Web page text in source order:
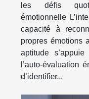
les défis
émotionnelle
capacité à
propres émotions
aptitude
l’auto-évaluation
d’identifier...